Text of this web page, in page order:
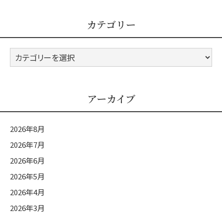
カテゴリー
カ
テ
アーカイブ
2026年8月
2026年7月
2026年6月
2026年5月
2026年4月
2026年3月